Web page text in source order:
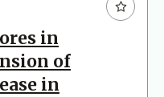
in
of
in